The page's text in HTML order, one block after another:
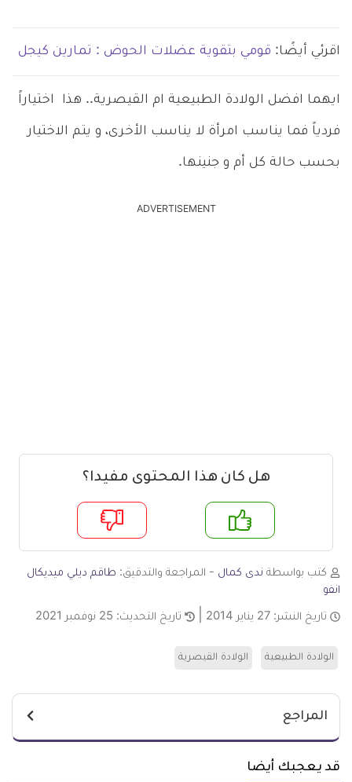
اقرئي أيضًا: قومي بتقوية عضلات الحوض : تمارين كيجل
ايهما افضل الولادة الطبيعية ام القيصرية.. هذا اختياراً
فردياً فما يناسب امرأة لا يناسب الأخرى، و يتم الاختيار
بحسب حالة كل أم و جنينها.
ADVERTISEMENT
هل كان هذا المحتوى مفيدا؟
لا
كتب بواسطة ندى كمال - المراجعة والتدقيق: طاقم ديلي ميديكال
انفو
تاريخ النشر: 27 يناير 2014 تاريخ التحديث: 25 نوفمبر 2021
الولادة الطبيعية الولادة القيصرية
المراجع
قد يعجبك أيضا